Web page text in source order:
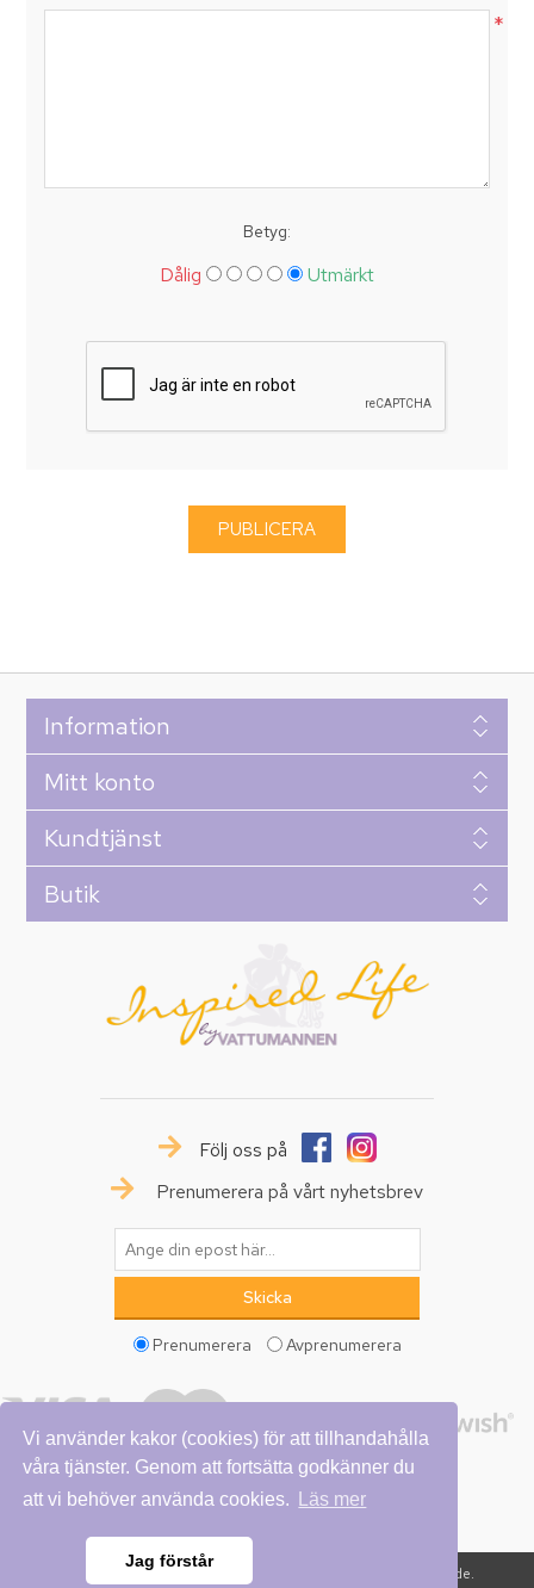
Vi använder kakor (cookies) för att tillhandahålla
våra tjänster. Genom att fortsätta godkänner du
att vi behöver använda cookies.
Läs mer
Jag förstår
*
Betyg:
Dålig Utmärkt
Information
Mitt konto
Kundtjänst
Butik
Följ oss på
Prenumerera på vårt nyhetsbrev
Prenumerera Avprenumerera
Copyright © 2026 Vattumannen. Alla rättigheter reserverade.